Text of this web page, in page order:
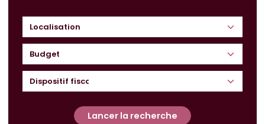
Budget
Lancer la recherche